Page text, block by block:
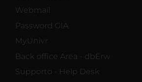
Webmail
Password GIA
MyUnivr
Back office Area - dbErw
Supporto - Help Desk